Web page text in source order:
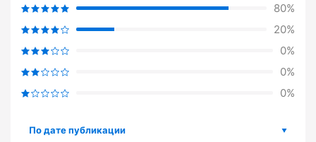
80%
20%
0%
0%
0%
По дате публикации